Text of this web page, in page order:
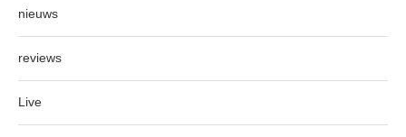
nieuws
reviews
Live